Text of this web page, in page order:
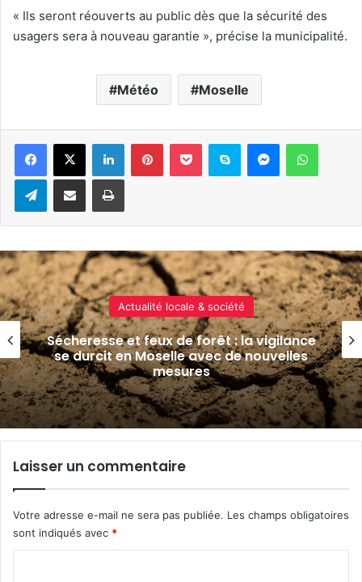
« Ils seront réouverts au public dès que la sécurité des
usagers sera à nouveau garantie », précise la municipalité.
Météo Moselle
LinkedinPinterestPocket Skype Messenger
TelegramPartager par e-mail Imprimer
Actualité locale & société
Sécheresse et feux de forêt : la vigilance
se durcit en Moselle avec de nouvelles
mesures
Laisser un commentaire
Votre adresse e-mail ne sera pas publiée. Les champs obligatoires
sont indiqués avec *